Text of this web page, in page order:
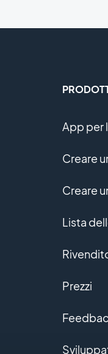
App per
Creare
Creare
Lista
Prezzi